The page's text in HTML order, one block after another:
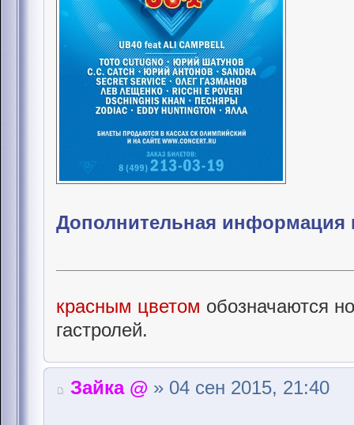
Дополнительная информация
красным цветом обозначаются
гастролей.
Зайка @ » 04 сен 2015, 21:40